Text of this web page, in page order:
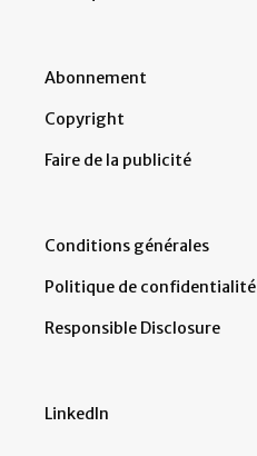
Abonnement
Copyright
Faire de la publicité
Conditions générales
Politique de confidentialité
Responsible Disclosure
LinkedIn